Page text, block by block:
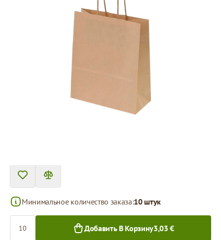
P15840
18 x 8 x 22 cm
крафт-бумага
Tовар можно получить в пункте выдачи.
Минимальное количество заказа:10 штук
Добавить В Корзину3,03 €